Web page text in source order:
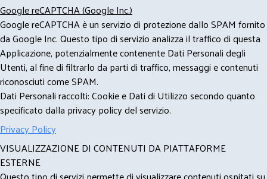
Google reCAPTCHA (Google Inc.)
Google reCAPTCHA è un servizio di protezione dallo SPAM fornito
da Google Inc. Questo tipo di servizio analizza il traffico di questa
Applicazione, potenzialmente contenente Dati Personali degli
Utenti, al fine di filtrarlo da parti di traffico, messaggi e contenuti
riconosciuti come SPAM.
Dati Personali raccolti: Cookie e Dati di Utilizzo secondo quanto
specificato dalla privacy policy del servizio.
Privacy Policy
VISUALIZZAZIONE DI CONTENUTI DA PIATTAFORME
ESTERNE